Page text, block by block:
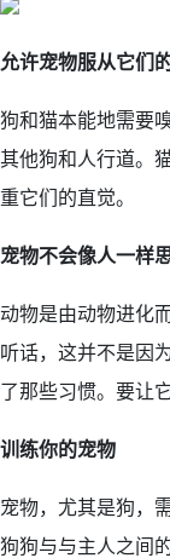
允许宠物服从它们
狗和猫本能地需要
其他狗和人行道。
重它们的直觉。
宠物不会像人一样
动物是由动物进化
听话，这并不是因
了那些习惯。要让
训练你的宠物
宠物，尤其是狗，
狗狗与与主人之间